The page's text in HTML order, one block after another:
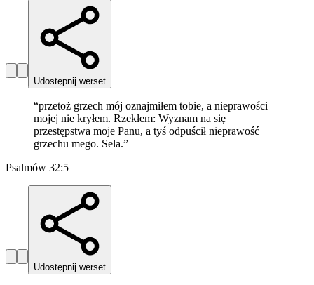
Udostępnij werset
“przetoż grzech mój oznajmiłem tobie, a nieprawości
mojej nie kryłem. Rzekłem: Wyznam na się
przestępstwa moje Panu, a tyś odpuścił nieprawość
grzechu mego. Sela.”
Psalmów 32:5
Udostępnij werset